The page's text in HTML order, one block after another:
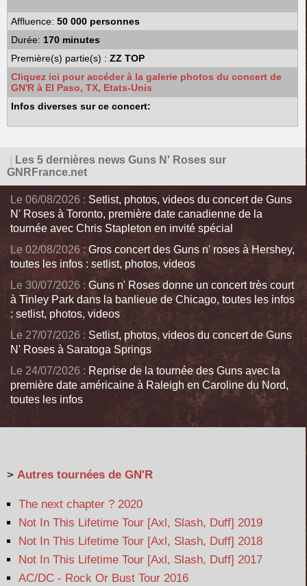
Affluence:50 000 personnes
Durée: 170 minutes
Première(s) partie(s) :ZZ TOP
Cliquez ici pour accéder à la galerie photos du concert de
GN'R à El Paso, TX, Etats-Unis
Infos diverses sur ce concert:
Les 5 dernières news Guns N' Roses sur
GNRFrance.net
Le 06/08/2026 : Setlist, photos, videos du concert de Guns
N' Roses à Toronto, première date canadienne de la
tournée avec Chris Stapleton en invité spécial
Le 02/08/2026 : Gros concert des Guns n' roses à Hershey,
toutes les infos : setlist, photos, videos
Le 30/07/2026 : Guns n' Roses donne un concert très court
à Tinley Park dans la banlieue de Chicago, toutes les infos
: setlist, photos, videos
Le 27/07/2026 : Setlist, photos, videos du concert de Guns
N' Roses à Saratoga Springs
Le 24/07/2026 : Reprise de la tournée des Guns avec la
première date américaine à Raleigh en Caroline du Nord,
toutes les infos
> Autres tournées de GN'R
The next chapter ? 2020
Not In This Lifetime Tour [Axl, Slash, Duff] 2019
Not In This Lifetime Tour [Axl, Slash, Duff] 2018
Not In This Lifetime Tour [Axl, Slash, Duff] 2017
AC/DC - Rock Or Bust Tour 2016